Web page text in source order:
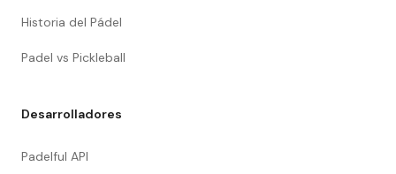
Historia del Pádel
Padel vs Pickleball
Desarrolladores
Padelful API